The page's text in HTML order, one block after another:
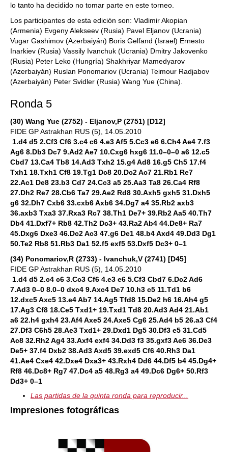
lo tanto ha decidido no tomar parte en este torneo.
Los participantes de esta edición son: Vladimir Akopian
(Armenia) Evgeny Alekseev (Rusia) Pavel Eljanov (Ucrania)
Vugar Gashimov (Azerbaiyán) Boris Gelfand (Israel) Ernesto
Inarkiev (Rusia) Vassily Ivanchuk (Ucrania) Dmitry Jakovenko
(Rusia) Peter Leko (Hungría) Shakhriyar Mamedyarov
(Azerbaiyán) Ruslan Ponomariov (Ucrania) Teimour Radjabov
(Azerbaiyán) Peter Svidler (Rusia) Wang Yue (China).
Ronda 5
(30) Wang Yue (2752) - Eljanov,P (2751) [D12]
FIDE GP Astrakhan RUS (5), 14.05.2010
1.d4 d5 2.Cf3 Cf6 3.c4 c6 4.e3 Af5 5.Cc3 e6 6.Ch4 Ae4 7.f3
Ag6 8.Db3 Dc7 9.Ad2 Ae7 10.Cxg6 hxg6 11.0–0–0 a6 12.c5
Cbd7 13.Ca4 Tb8 14.Ad3 Txh2 15.g4 Ad8 16.g5 Ch5 17.f4
Txh1 18.Txh1 Cf8 19.Tg1 Dc8 20.Dc2 Ac7 21.Rb1 Re7
22.Ac1 De8 23.b3 Cd7 24.Cc3 a5 25.Aa3 Ta8 26.Ca4 Rf8
27.Dh2 Re7 28.Cb6 Ta7 29.Ae2 Rd8 30.Axh5 gxh5 31.Dxh5
g6 32.Dh7 Cxb6 33.cxb6 Axb6 34.Dg7 a4 35.Rb2 axb3
36.axb3 Txa3 37.Rxa3 Rc7 38.Th1 De7+ 39.Rb2 Aa5 40.Th7
Db4 41.Dxf7+ Rb8 42.Th2 Dc3+ 43.Ra2 Ab4 44.De8+ Ra7
45.Dxg6 Dxe3 46.Dc2 Ac3 47.g6 De1 48.b4 Axd4 49.Dd3 Dg1
50.Te2 Rb8 51.Rb3 Da1 52.f5 exf5 53.Dxf5 Dc3+ 0–1
(34) Ponomariov,R (2733) - Ivanchuk,V (2741) [D45]
FIDE GP Astrakhan RUS (5), 14.05.2010
1.d4 d5 2.c4 c6 3.Cc3 Cf6 4.e3 e6 5.Cf3 Cbd7 6.Dc2 Ad6
7.Ad3 0–0 8.0–0 dxc4 9.Axc4 De7 10.h3 c5 11.Td1 b6
12.dxc5 Axc5 13.e4 Ab7 14.Ag5 Tfd8 15.De2 h6 16.Ah4 g5
17.Ag3 Cf8 18.Ce5 Txd1+ 19.Txd1 Td8 20.Ad3 Ad4 21.Ab1
a6 22.h4 gxh4 23.Af4 Axe5 24.Axe5 Cg6 25.Ad4 b5 26.a3 Cf4
27.Df3 C6h5 28.Ae3 Txd1+ 29.Dxd1 Dg5 30.Df3 e5 31.Cd5
Ac8 32.Rh2 Ag4 33.Axf4 exf4 34.Dd3 f3 35.gxf3 Ae6 36.De3
De5+ 37.f4 Dxb2 38.Ad3 Axd5 39.exd5 Cf6 40.Rh3 Da1
41.Ae4 Cxe4 42.Dxe4 Dxa3+ 43.Rxh4 Dd6 44.Df5 b4 45.Dg4+
Rf8 46.Dc8+ Rg7 47.Dc4 a5 48.Rg3 a4 49.Dc6 Dg6+ 50.Rf3
Dd3+ 0–1
Las partidas de la quinta ronda para reproducir...
Impresiones fotográficas